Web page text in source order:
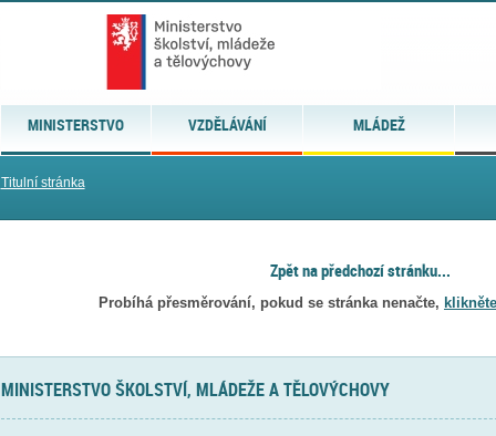
MINISTERSTVO VZDĚLÁVÁNÍ MLÁDEŽ
Titulní stránka
Zpět na předchozí stránku...
Probíhá přesměrování, pokud se stránka nenačte,
MINISTERSTVO ŠKOLSTVÍ, MLÁDEŽE A TĚLOVÝCHOVY